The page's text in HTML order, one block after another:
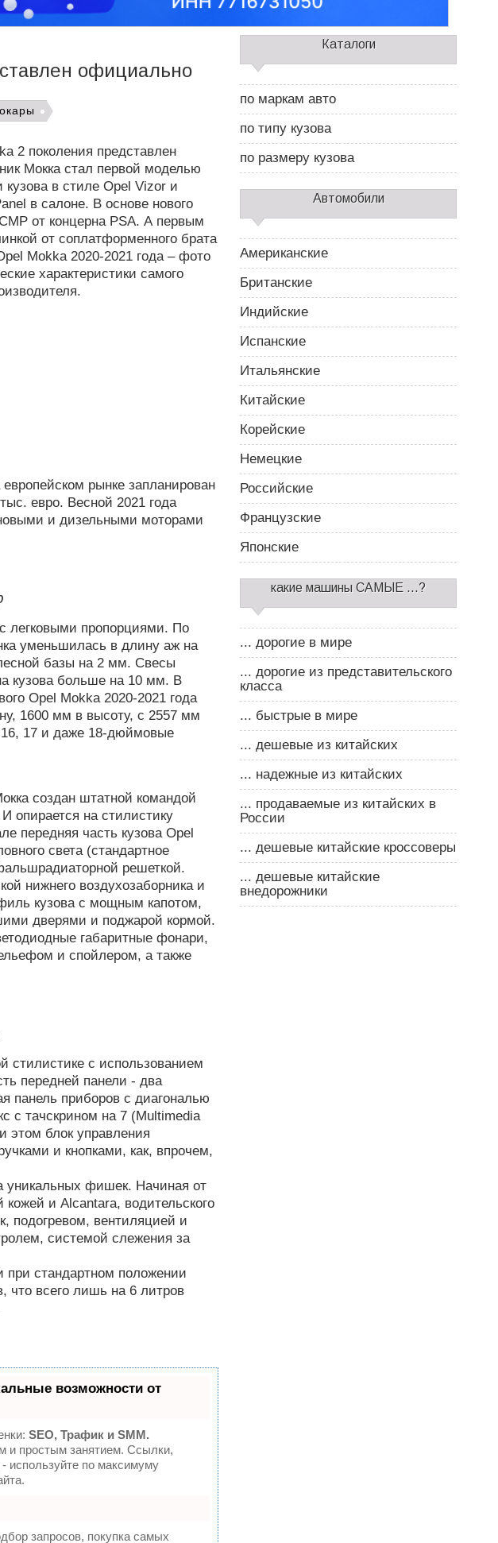
официально
2 поколения представлен
Мокка стал первой моделью
в стиле Opel Vizor и
в салоне. В основе нового
от концерна PSA. А первым
от соплатформенного брата
Mokka 2020-2021 года – фото
характеристики самого
рынке запланирован
евро. Весной 2021 года
и дизельными моторами
легковыми пропорциями. По
уменьшилась в длину аж на
базы на 2 мм. Свесы
кузова больше на 10 мм. В
Opel Mokka 2020-2021 года
1600 мм в высоту, с 2557 мм
16, 17 и даже 18-дюймовые
создан штатной командой
опирается на стилистику
передняя часть кузова Opel
света (стандартное
решеткой.
нижнего воздухозаборника и
кузова с мощным капотом,
дверями и поджарой кормой.
габаритные фонари,
и спойлером, а также
стилистике с использованием
передней панели - два
панель приборов с диагональю
с тачскрином на 7 (Multimedia
блок управления
и кнопками, как, впрочем,
уникальных фишек. Начиная от
и Alcantara, водительского
подогревом, вентиляцией и
системой слежения за
при стандартном положении
что всего лишь на 6 литров
возможности от
SEO, Трафик и SMM.
и простым занятием. Ссылки,
используйте по максимуму
запросов, покупка самых
д
б
а
р
2
Каталоги
по маркам авто
по типу кузова
по размеру кузова
Автомобили
Американские
Британские
Индийские
Испанские
Итальянские
Китайские
Корейские
Немецкие
Российские
Французские
Японские
какие машины САМЫЕ ...?
... дорогие в мире
... дорогие из представительского
класса
... быстрые в мире
... дешевые из китайских
... надежные из китайских
... продаваемые из китайских в
России
... дешевые китайские кроссоверы
... дешевые китайские
внедорожники